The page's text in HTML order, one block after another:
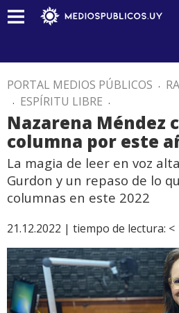
PORTAL MEDIOS PÚBLICOS .
. ESPÍRITU LIBRE .
Nazarena Méndez
columna por este
La magia de leer en voz
Gurdon y un repaso de lo
columnas en este 2022
21.12.2022 | tiempo de lectura: <